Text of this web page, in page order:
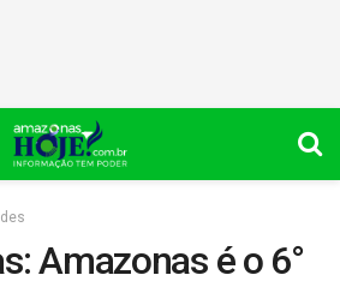
Amazonas é o 6°